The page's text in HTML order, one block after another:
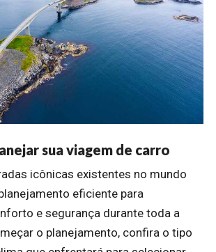
sua viagem de carro
icônicas existentes no mundo
eficiente para
e segurança durante toda a
o planejamento, confira o tipo